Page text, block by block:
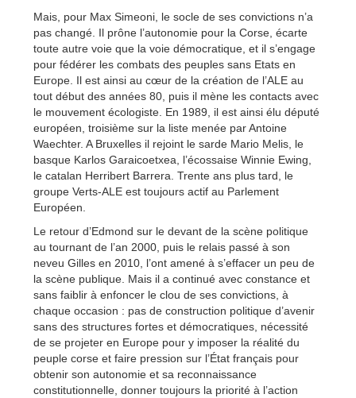
Mais, pour Max Simeoni, le socle de ses convictions n’a
pas changé. Il prône l’autonomie pour la Corse, écarte
toute autre voie que la voie démocratique, et il s’engage
pour fédérer les combats des peuples sans Etats en
Europe. Il est ainsi au cœur de la création de l’ALE au
tout début des années 80, puis il mène les contacts avec
le mouvement écologiste. En 1989, il est ainsi élu député
européen, troisième sur la liste menée par Antoine
Waechter. A Bruxelles il rejoint le sarde Mario Melis, le
basque Karlos Garaicoetxea, l’écossaise Winnie Ewing,
le catalan Herribert Barrera. Trente ans plus tard, le
groupe Verts-ALE est toujours actif au Parlement
Européen.
Le retour d’Edmond sur le devant de la scène politique
au tournant de l’an 2000, puis le relais passé à son
neveu Gilles en 2010, l’ont amené à s’effacer un peu de
la scène publique. Mais il a continué avec constance et
sans faiblir à enfoncer le clou de ses convictions, à
chaque occasion : pas de construction politique d’avenir
sans des structures fortes et démocratiques, nécessité
de se projeter en Europe pour y imposer la réalité du
peuple corse et faire pression sur l’État français pour
obtenir son autonomie et sa reconnaissance
constitutionnelle, donner toujours la priorité à l’action